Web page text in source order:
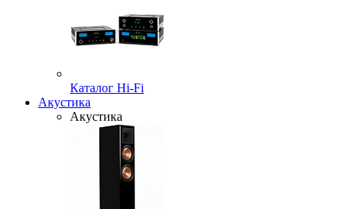
Каталог Hi-Fi
Акустика
Акустика